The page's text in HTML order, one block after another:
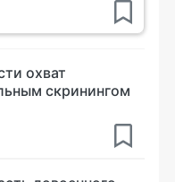
охват
скринингом